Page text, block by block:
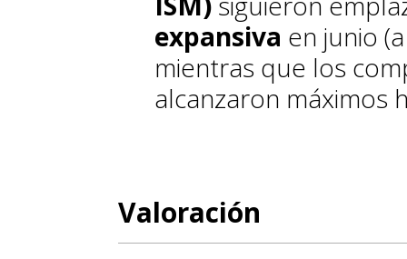
expansiva en junio
mientras que los
alcanzaron máximos
Valoración